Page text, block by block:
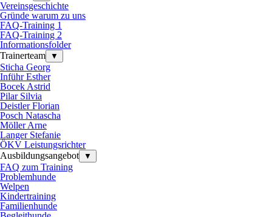
Vereinsgeschichte
Gründe warum zu uns
FAQ-Training 1
FAQ-Training 2
Informationsfolder
Trainerteam
▼
Sticha Georg
Inführ Esther
Bocek Astrid
Pilar Silvia
Deistler Florian
Posch Natascha
Möller Arne
Langer Stefanie
ÖKV Leistungsrichter
Ausbildungsangebot
▼
FAQ zum Training
Problemhunde
Welpen
Kindertraining
Familienhunde